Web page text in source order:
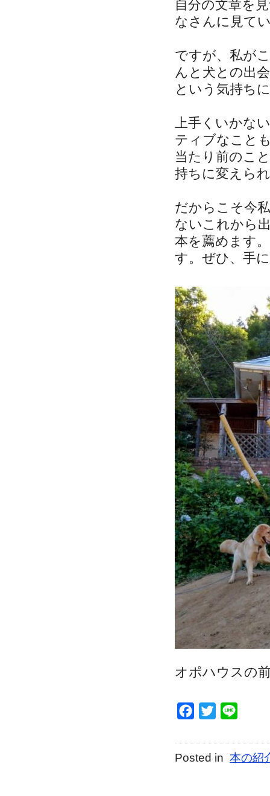
自分の文章を
なさんに見て
ですが、私が
んと犬との出
という気持ち
上手くいかな
ティブなこと
当たり前のこ
持ちに変えら
だからこそ今
ないこれから
本を薦めます
す。ぜひ、手
オポハウスの
Facebook
Twitter
Posted in 本の紹